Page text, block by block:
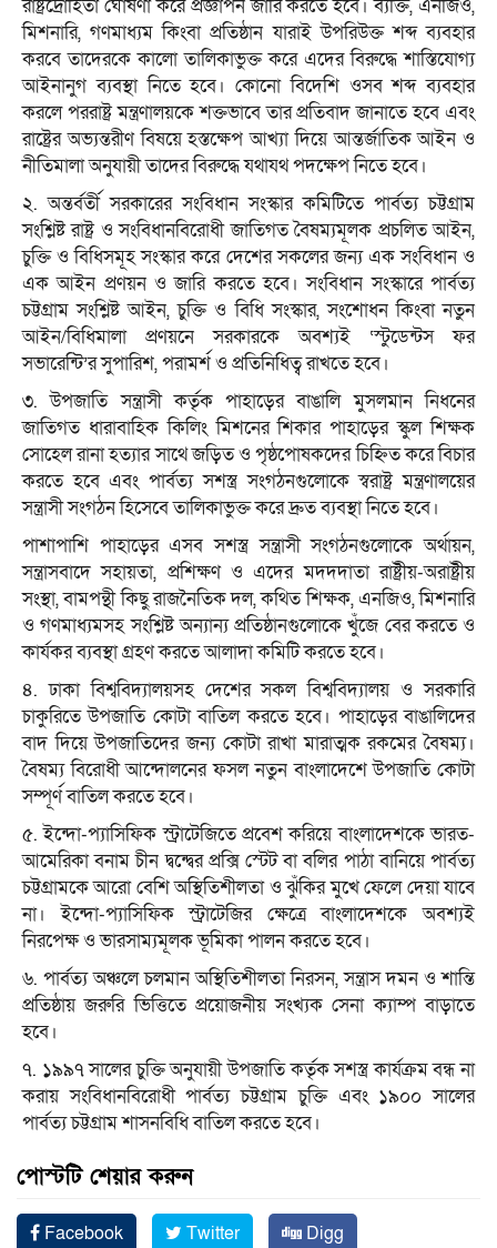
রাষ্ট্রদ্রোহিতা ঘোষণা করে প্রজ্ঞাপন জারি করতে হবে। ব্যক্তি, এনজিও,
মিশনারি, গণমাধ্যম কিংবা প্রতিষ্ঠান যারাই উপরিউক্ত শব্দ ব্যবহার
করবে তাদেরকে কালো তালিকাভুক্ত করে এদের বিরুদ্ধে শাস্তিযোগ্য
আইনানুগ ব্যবস্থা নিতে হবে। কোনো বিদেশি ওসব শব্দ ব্যবহার
করলে পররাষ্ট্র মন্ত্রণালয়কে শক্তভাবে তার প্রতিবাদ জানাতে হবে এবং
রাষ্ট্রের অভ্যন্তরীণ বিষয়ে হস্তক্ষেপ আখ্যা দিয়ে আন্তর্জাতিক আইন ও
নীতিমালা অনুযায়ী তাদের বিরুদ্ধে যথাযথ পদক্ষেপ নিতে হবে।
২. অন্তর্বর্তী সরকারের সংবিধান সংস্কার কমিটিতে পার্বত্য চট্টগ্রাম
সংশ্লিষ্ট রাষ্ট্র ও সংবিধানবিরোধী জাতিগত বৈষম্যমূলক প্রচলিত আইন,
চুক্তি ও বিধিসমূহ সংস্কার করে দেশের সকলের জন্য এক সংবিধান ও
এক আইন প্রণয়ন ও জারি করতে হবে। সংবিধান সংস্কারে পার্বত্য
চট্টগ্রাম সংশ্লিষ্ট আইন, চুক্তি ও বিধি সংস্কার, সংশোধন কিংবা নতুন
আইন/বিধিমালা প্রণয়নে সরকারকে অবশ্যই ‘স্টুডেন্টস ফর
সভারেন্টি’র সুপারিশ, পরামর্শ ও প্রতিনিধিত্ব রাখতে হবে।
৩. উপজাতি সন্ত্রাসী কর্তৃক পাহাড়ের বাঙালি মুসলমান নিধনের
জাতিগত ধারাবাহিক কিলিং মিশনের শিকার পাহাড়ের স্কুল শিক্ষক
সোহেল রানা হত্যার সাথে জড়িত ও পৃষ্ঠপোষকদের চিহ্নিত করে বিচার
করতে হবে এবং পার্বত্য সশস্ত্র সংগঠনগুলোকে স্বরাষ্ট্র মন্ত্রণালয়ের
সন্ত্রাসী সংগঠন হিসেবে তালিকাভুক্ত করে দ্রুত ব্যবস্থা নিতে হবে।
পাশাপাশি পাহাড়ের এসব সশস্ত্র সন্ত্রাসী সংগঠনগুলোকে অর্থায়ন,
সন্ত্রাসবাদে সহায়তা, প্রশিক্ষণ ও এদের মদদদাতা রাষ্ট্রীয়-অরাষ্ট্রীয়
সংস্থা, বামপন্থী কিছু রাজনৈতিক দল, কথিত শিক্ষক, এনজিও, মিশনারি
ও গণমাধ্যমসহ সংশ্লিষ্ট অন্যান্য প্রতিষ্ঠানগুলোকে খুঁজে বের করতে ও
কার্যকর ব্যবস্থা গ্রহণ করতে আলাদা কমিটি করতে হবে।
৪. ঢাকা বিশ্ববিদ্যালয়সহ দেশের সকল বিশ্ববিদ্যালয় ও সরকারি
চাকুরিতে উপজাতি কোটা বাতিল করতে হবে। পাহাড়ের বাঙালিদের
বাদ দিয়ে উপজাতিদের জন্য কোটা রাখা মারাত্মক রকমের বৈষম্য।
বৈষম্য বিরোধী আন্দোলনের ফসল নতুন বাংলাদেশে উপজাতি কোটা
সম্পূর্ণ বাতিল করতে হবে।
৫. ইন্দো-প্যাসিফিক স্ট্রাটেজিতে প্রবেশ করিয়ে বাংলাদেশকে ভারত-
আমেরিকা বনাম চীন দ্বন্দ্বের প্রক্সি স্টেট বা বলির পাঠা বানিয়ে পার্বত্য
চট্টগ্রামকে আরো বেশি অস্থিতিশীলতা ও ঝুঁকির মুখে ফেলে দেয়া যাবে
না। ইন্দো-প্যাসিফিক স্ট্রাটেজির ক্ষেত্রে বাংলাদেশকে অবশ্যই
নিরপেক্ষ ও ভারসাম্যমূলক ভূমিকা পালন করতে হবে।
৬. পার্বত্য অঞ্চলে চলমান অস্থিতিশীলতা নিরসন, সন্ত্রাস দমন ও শান্তি
প্রতিষ্ঠায় জরুরি ভিত্তিতে প্রয়োজনীয় সংখ্যক সেনা ক্যাম্প বাড়াতে
হবে।
৭. ১৯৯৭ সালের চুক্তি অনুযায়ী উপজাতি কর্তৃক সশস্ত্র কার্যক্রম বন্ধ না
করায় সংবিধানবিরোধী পার্বত্য চট্টগ্রাম চুক্তি এবং ১৯০০ সালের
পার্বত্য চট্টগ্রাম শাসনবিধি বাতিল করতে হবে।
পোস্টটি শেয়ার করুন
Facebook Twitter
Digg